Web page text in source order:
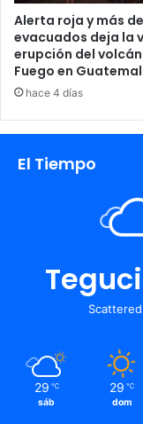
Alerta roja y más
evacuados deja la
erupción del
Fuego en
hace 4 días
El Tiempo
29 ℃
sáb
29 ℃
dom